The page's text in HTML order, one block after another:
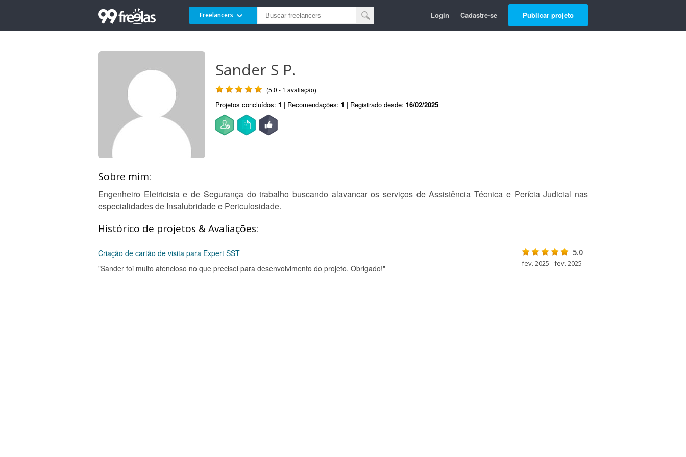
Freelancers Login Cadastre-se Publicar projeto
Sander S P.
(5.0 - 1 avaliação)
Projetos concluídos: 1 | Recomendações: 1 | Registrado desde: 16/02/2025
Sobre mim:
Engenheiro Eletricista e de Segurança do trabalho buscando alavancar os serviços de Assistência Técnica e Perícia Judicial nas
especialidades de Insalubridade e Periculosidade.
Histórico de projetos & Avaliações:
Criação de cartão de visita para Expert SST
"Sander foi muito atencioso no que precisei para desenvolvimento do projeto. Obrigado!"
5.0
fev. 2025 - fev. 2025